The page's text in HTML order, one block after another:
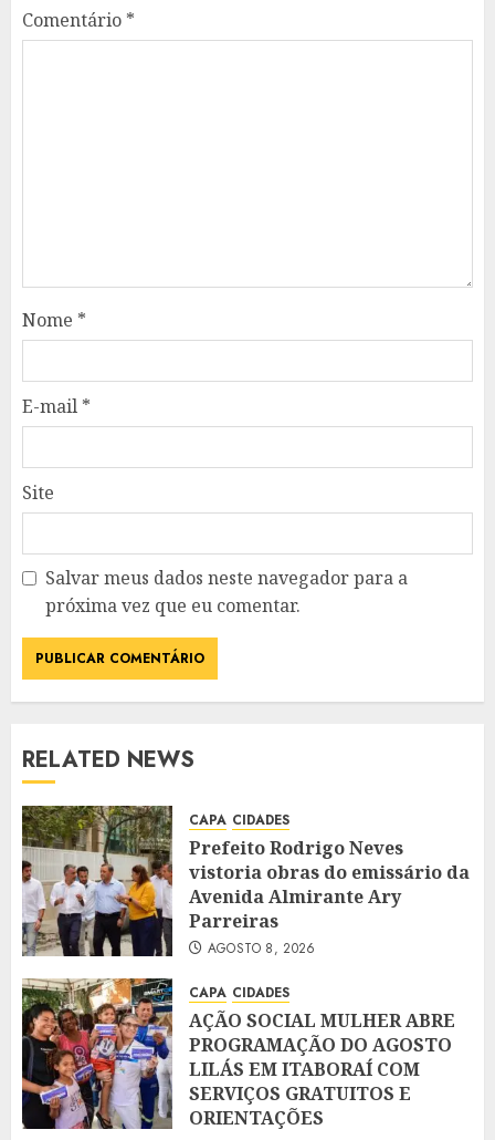
Comentário *
Nome *
E-mail *
Site
Salvar meus dados neste navegador para a
próxima vez que eu comentar.
RELATED NEWS
CAPA CIDADES
Prefeito Rodrigo Neves
vistoria obras do emissário da
Avenida Almirante Ary
Parreiras
AGOSTO 8, 2026
CAPA CIDADES
AÇÃO SOCIAL MULHER ABRE
PROGRAMAÇÃO DO AGOSTO
LILÁS EM ITABORAÍ COM
SERVIÇOS GRATUITOS E
ORIENTAÇÕES